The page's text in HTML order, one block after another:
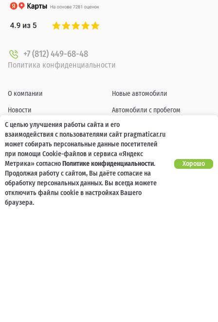
+7 (812) 449-68-48
Политика конфиденциальности
О компании
Новости
Отзывы клиентов
Наша команда
Карьера
Новые автомобили
Автомобили с пробегом
Выкуп
Акции
Кузовной ремонт
Спецпредложения
Услуги
Блог
С целью улучшения работы сайта и его
взаимодействия с пользователями сайт pragmaticar.ru
может собирать персональные данные посетителей
при помощи Cookie-файлов и сервиса «Яндекс
Метрика» согласноПолитике конфиденциальности.
Продолжая работу с сайтом, Вы даёте согласие на
обработку персональных данных. Вы всегда можете
отключить файлы cookie в настройках Вашего
браузера.
Хорошо